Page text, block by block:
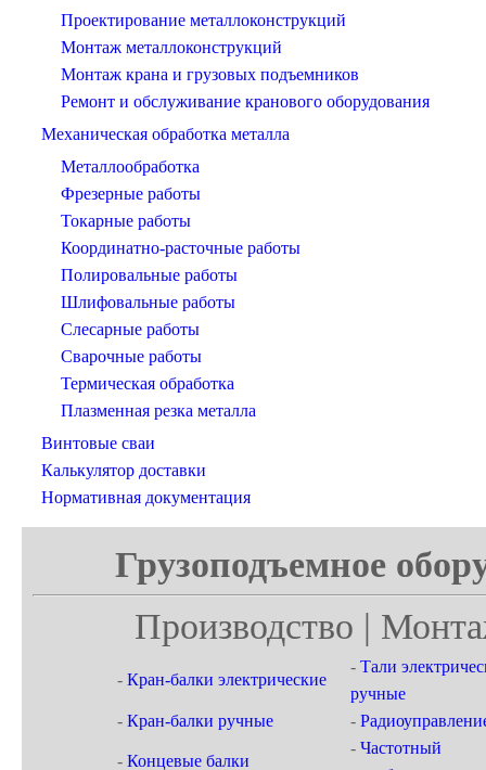
Проектирование металлоконструкций
Монтаж металлоконструкций
Монтаж крана и грузовых подъемников
Ремонт и обслуживание кранового оборудования
Механическая обработка металла
Металлообработка
Фрезерные работы
Токарные работы
Координатно-расточные работы
Полировальные работы
Шлифовальные работы
Слесарные работы
Сварочные работы
Термическая обработка
Плазменная резка металла
Винтовые сваи
Калькулятор доставки
Нормативная документация
Грузоподъемное
Производство |
- Кран-балки электрические
- Тали
ручные
- Кран-балки ручные -
- Концевые балки
- Частотный